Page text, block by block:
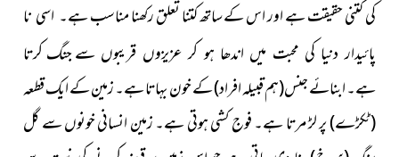
کی کتنی حقیقت ہے اور اس کے ساتھ کتنا تعلق رکھنا مناسبہے۔ اسی نا
پائیدار دنیا کی محبت میں اندھا ہو کر عزیزوں قریبوںسے جنگ کرتا
ہے۔ ابنائے جنس(ہم قبیلہ افراد)کے خون بہاتا ہے۔ زمین کے ایک قطعہ
(ٹکڑے)پر لڑ مرتا ہے۔ فوج کشی ہوتی ہے۔ زمین انسانی خونوں سے گل